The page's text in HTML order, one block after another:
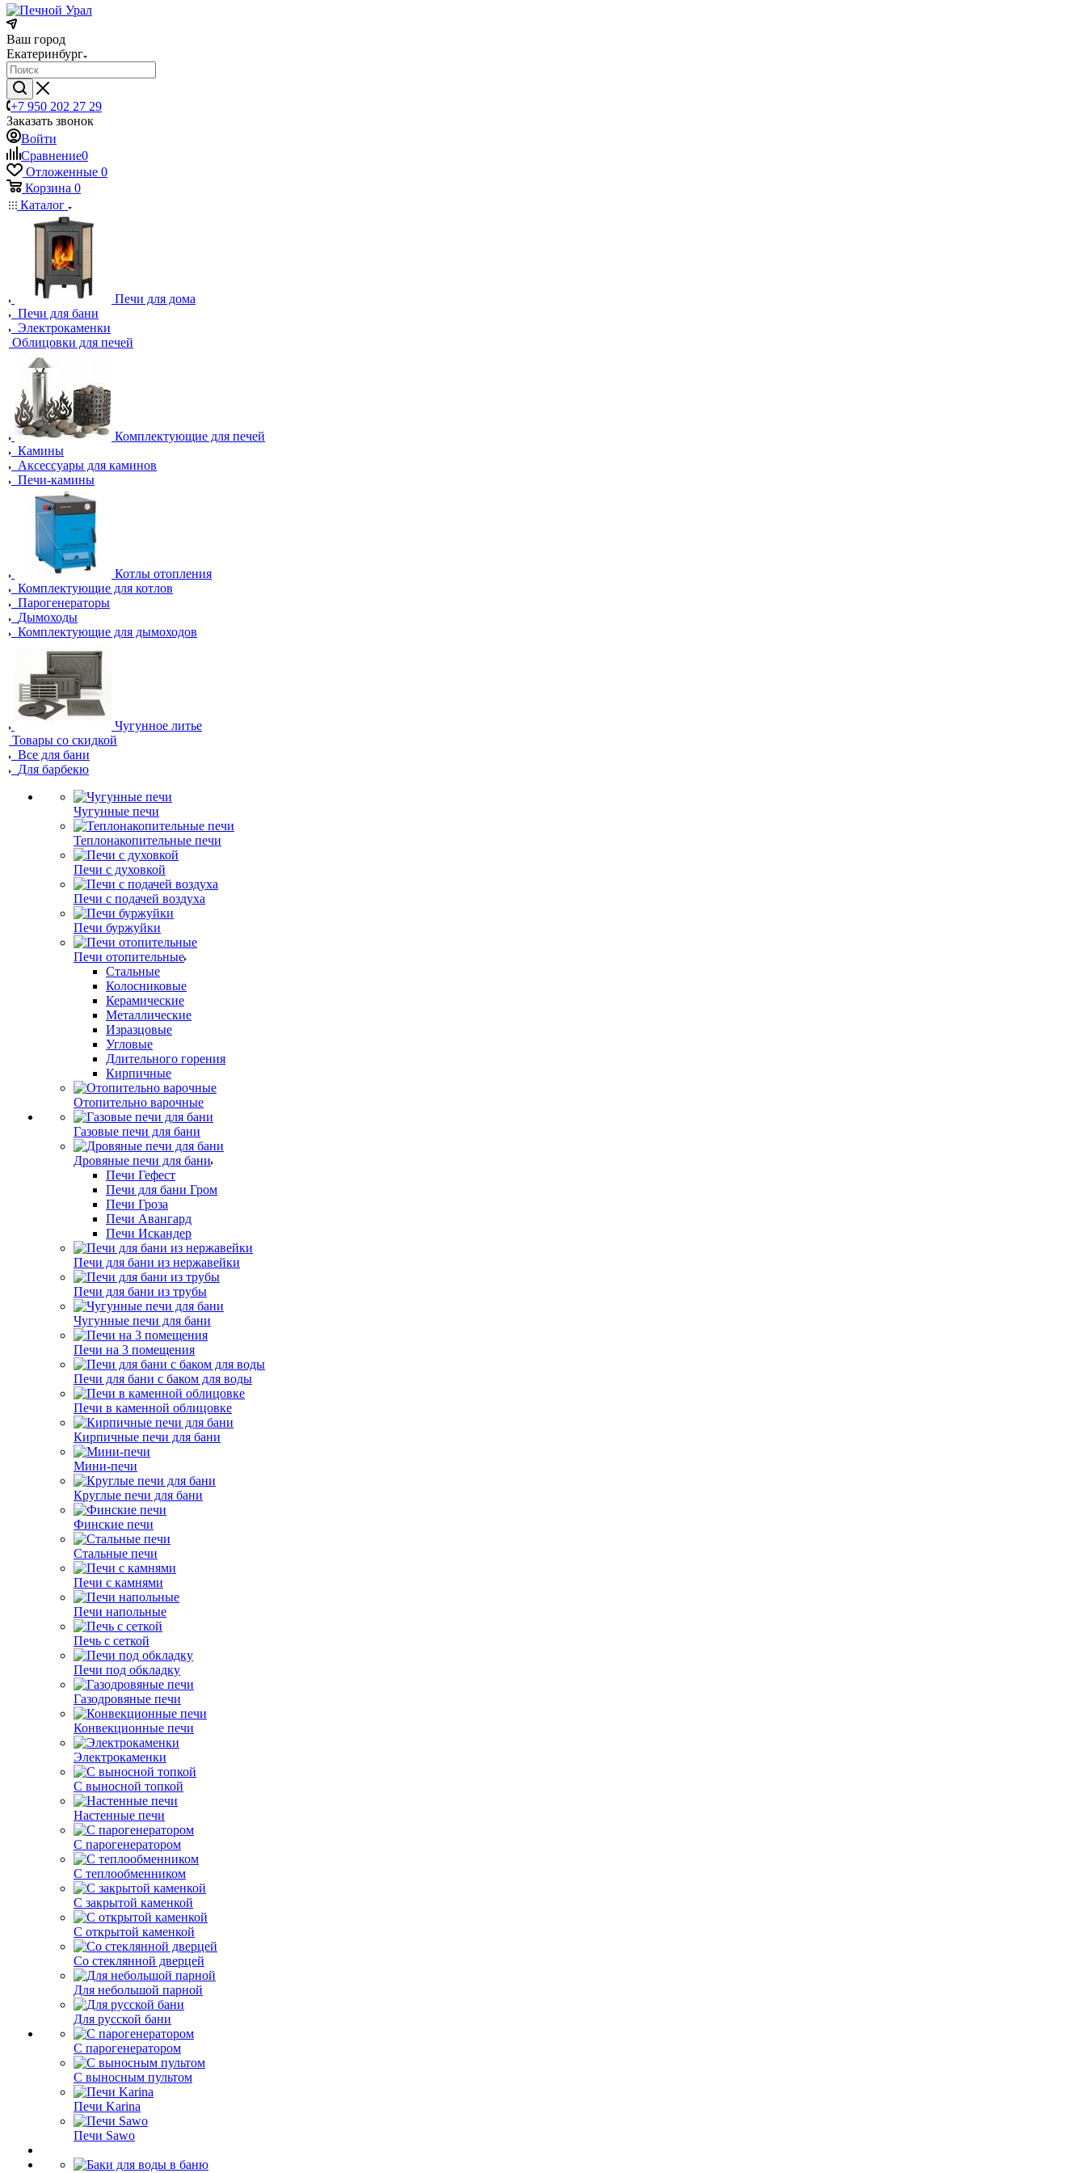
Ваш город
Екатеринбург
+7 950 202 27 29
Заказать звонок
Войти
Сравнение0
Отложенные 0
Корзина 0
Каталог
Печи для дома
Печи для бани
Электрокаменки
Облицовки для печей
Комплектующие для печей
Камины
Аксессуары для каминов
Печи-камины
Котлы отопления
Комплектующие для котлов
Парогенераторы
Дымоходы
Комплектующие для дымоходов
Чугунное литье
Товары со скидкой
Все для бани
Для барбекю
Чугунные печи
Теплонакопительные печи
Печи с духовкой
Печи с подачей воздуха
Печи буржуйки
Печи отопительные
Стальные
Колосниковые
Керамические
Металлические
Изразцовые
Угловые
Длительного горения
Кирпичные
Отопительно варочные
Газовые печи для бани
Дровяные печи для бани
Печи Гефест
Печи для бани Гром
Печи Гроза
Печи Авангард
Печи Искандер
Печи для бани из нержавейки
Печи для бани из трубы
Чугунные печи для бани
Печи на 3 помещения
Печи для бани с баком для воды
Печи в каменной облицовке
Кирпичные печи для бани
Мини-печи
Круглые печи для бани
Финские печи
Стальные печи
Печи с камнями
Печи напольные
Печь с сеткой
Печи под обкладку
Газодровяные печи
Конвекционные печи
Электрокаменки
С выносной топкой
Настенные печи
С парогенератором
С теплообменником
С закрытой каменкой
С открытой каменкой
Со стеклянной дверцей
Для небольшой парной
Для русской бани
С парогенератором
С выносным пультом
Печи Karina
Печи Sawo